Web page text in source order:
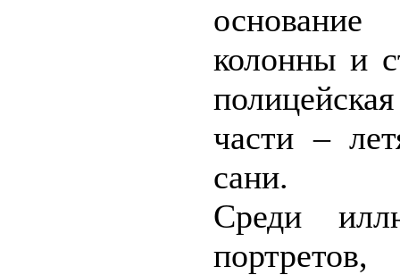
основание
колонны и
части –
сани.
Среди